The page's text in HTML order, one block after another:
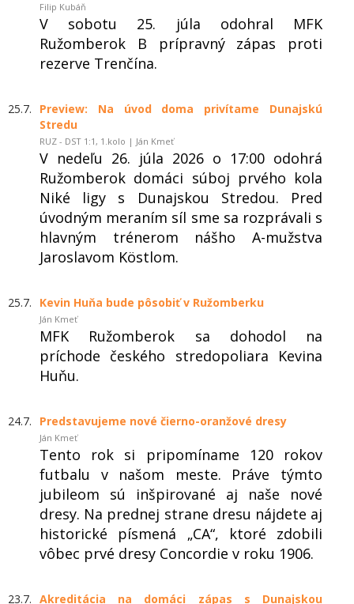
Filip Kubáň
V sobotu 25. júla odohral MFK
Ružomberok B prípravný zápas proti
rezerve Trenčína.
25.7.
Preview: Na úvod doma privítame Dunajskú
Stredu
RUZ - DST 1:1, 1.kolo | Ján Kmeť
V nedeľu 26. júla 2026 o 17:00 odohrá
Ružomberok domáci súboj prvého kola
Niké ligy s Dunajskou Stredou. Pred
úvodným meraním síl sme sa rozprávali s
hlavným trénerom nášho A-mužstva
Jaroslavom Köstlom.
25.7. Kevin Huňa bude pôsobiť v Ružomberku
Ján Kmeť
MFK Ružomberok sa dohodol na
príchode českého stredopoliara Kevina
Huňu.
24.7. Predstavujeme nové čierno-oranžové dresy
Ján Kmeť
Tento rok si pripomíname 120 rokov
futbalu v našom meste. Práve týmto
jubileom sú inšpirované aj naše nové
dresy. Na prednej strane dresu nájdete aj
historické písmená „CA“, ktoré zdobili
vôbec prvé dresy Concordie v roku 1906.
23.7. Akreditácia na domáci zápas s Dunajskou